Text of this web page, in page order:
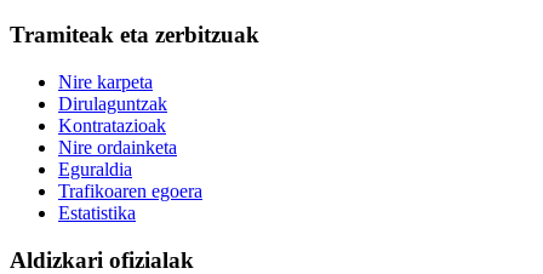
Tramiteak eta zerbitzuak
Nire karpeta
Dirulaguntzak
Kontratazioak
Nire ordainketa
Eguraldia
Trafikoaren egoera
Estatistika
Aldizkari ofizialak